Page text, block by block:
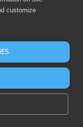
customize